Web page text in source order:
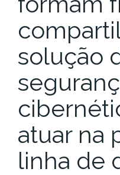
solução
atuar na
linha de